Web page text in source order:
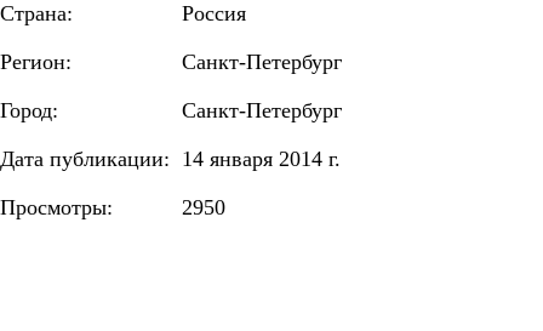
Страна:
Россия
Регион:
Санкт-Петербург
Город:
Санкт-Петербург
Дата публикации: 14 января 2014 г.
Просмотры:
2950